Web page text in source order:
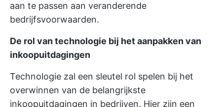
aan te passen aan veranderende
bedrijfsvoorwaarden.
De rol van technologie bij het aanpakken van
inkoopuitdagingen
Technologie zal een sleutel rol spelen bij het
overwinnen van de belangrijkste
inkoopuitdagingen in bedrijven. Hier zijn een